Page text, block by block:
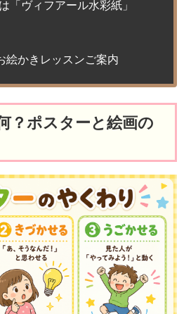
「ヴィフアール水彩紙」
かきレッスンご案内
？ポスターと絵画の